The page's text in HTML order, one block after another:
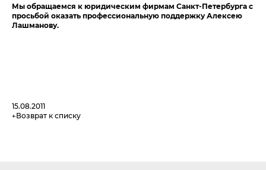
Мы обращаемся к юридическим фирмам Санкт-Петербурга с
просьбой оказать профессиональную поддержку Алексею
Лашманову.
15.08.2011
Возврат к списку